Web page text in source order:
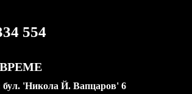
554
бул. 'Никола Й. Вапцаров' 6